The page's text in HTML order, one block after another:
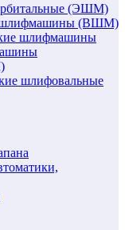
(ЭШМ)
(ВШМ)
шлифмашины
шлифовальные